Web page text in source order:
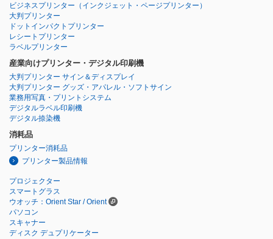
ビジネスプリンター （インクジェット・ページプリンター）
大判プリンター
ドットインパクトプリンター
レシートプリンター
ラベルプリンター
産業向けプリンター・デジタル印刷機
大判プリンター サイン＆ディスプレイ
大判プリンター グッズ・アパレル・ソフトサイン
業務用写真・プリントシステム
デジタルラベル印刷機
デジタル捺染機
消耗品
プリンター消耗品
プリンター製品情報
プロジェクター
スマートグラス
ウオッチ：Orient Star / Orient
パソコン
スキャナー
ディスク デュプリケーター